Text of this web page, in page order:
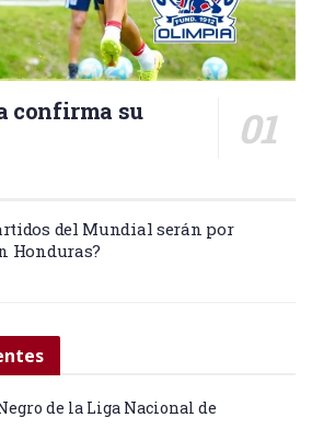
confirma su
del Mundial serán por
Honduras?
de la Liga Nacional de